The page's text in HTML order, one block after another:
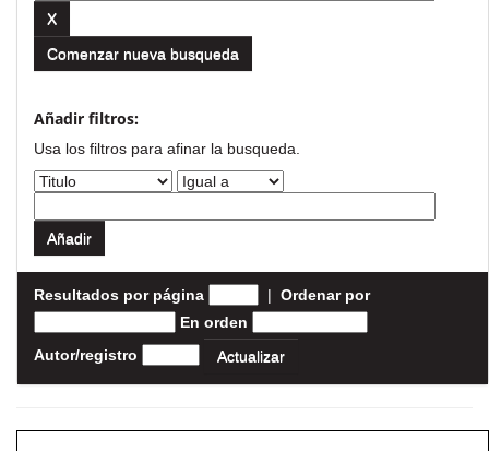
Comenzar nueva busqueda
Añadir filtros:
Usa los filtros para afinar la busqueda.
Resultados por página | Ordenar por
En orden
Autor/registro